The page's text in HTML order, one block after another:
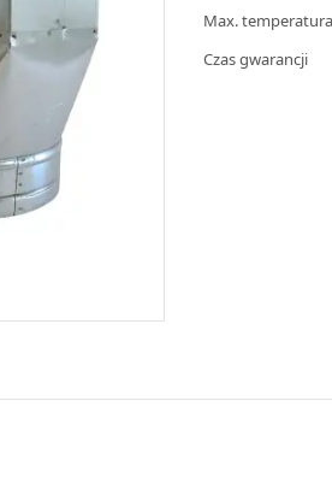
Max. temperatura
Czas gwarancji